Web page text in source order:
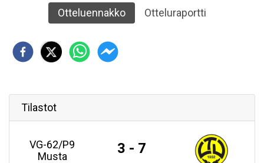
Otteluennakko Otteluraportti
Tilastot
VG-62/P9
Musta
3 - 7